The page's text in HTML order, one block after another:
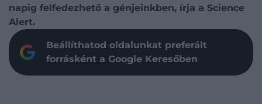
napig felfedezhető a génjeinkben, írja a Science
Alert.
Beállíthatod oldalunkat preferált
forrásként a Google Keresőben